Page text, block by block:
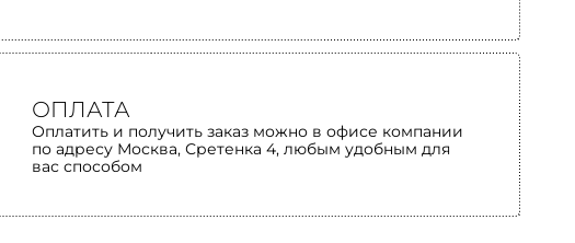
ОПЛАТА
Оплатить и получить заказ можно в офисе компании
по адресу Москва, Сретенка 4, любым удобным для
вас способом